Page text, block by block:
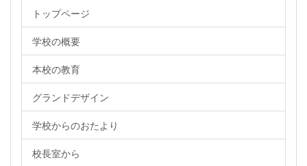
トップページ
学校の概要
本校の教育
グランドデザイン
学校からのおたより
校長室から